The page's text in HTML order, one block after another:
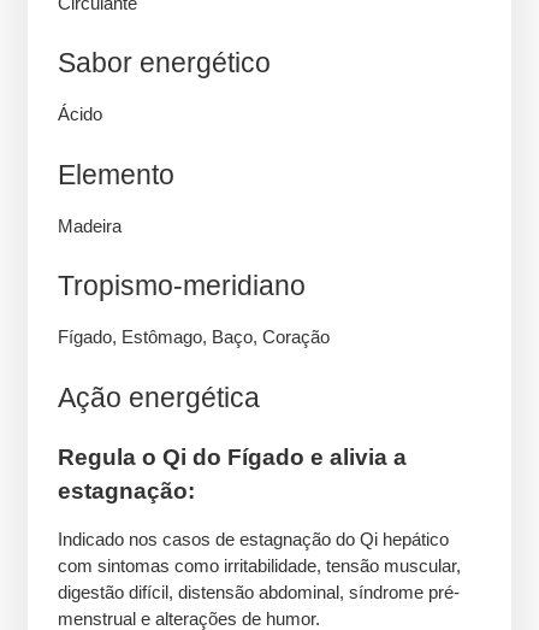
Sabor energético
Ácido
Elemento
Madeira
Tropismo-meridiano
Fígado, Estômago, Baço, Coração
Ação energética
Regula o Qi do Fígado e alivia a
estagnação:
Indicado nos casos de estagnação do Qi hepático
com sintomas como irritabilidade, tensão muscular,
digestão difícil, distensão abdominal, síndrome pré-
menstrual e alterações de humor.